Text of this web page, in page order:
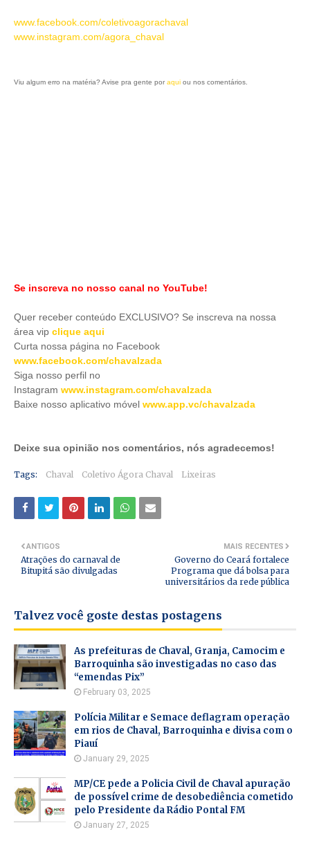
www.facebook.com/coletivoagorachaval
www.instagram.com/agora_chaval
Viu algum erro na matéria? Avise pra gente por aqui ou nos comentários.
Se inscreva no nosso canal no YouTube!
Quer receber conteúdo EXCLUSIVO? Se inscreva na nossa
área vip clique aqui
Curta nossa página no Facebook
www.facebook.com/chavalzada
Siga nosso perfil no
Instagram www.instagram.com/chavalzada
Baixe nosso aplicativo móvel www.app.vc/chavalzada
Deixe sua opinião nos comentários, nós agradecemos!
Tags: Chaval Coletivo Ágora Chaval Lixeiras
MAIS RECENTES
Governo do Ceará fortalece
Programa que dá bolsa para
universitários da rede pública
ANTIGOS
Atrações do carnaval de
Bitupitá são divulgadas
Talvez você goste destas postagens
As prefeituras de Chaval, Granja, Camocim e
Barroquinha são investigadas no caso das
“emendas Pix”
February 03, 2025
Polícia Militar e Semace deflagram operação
em rios de Chaval, Barroquinha e divisa com o
Piauí
January 29, 2025
MP/CE pede a Policia Civil de Chaval apuração
de possível crime de desobediência cometido
pelo Presidente da Rádio Pontal FM
January 27, 2025